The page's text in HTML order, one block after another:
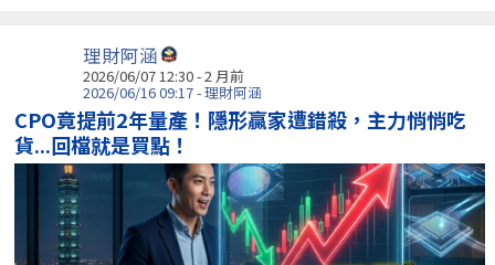
理財阿涵
2026/06/07 12:30 - 2 月前
2026/06/16 09:17 - 理財阿涵
CPO竟提前2年量產！隱形贏家遭錯殺，主力悄悄吃
貨...回檔就是買點！